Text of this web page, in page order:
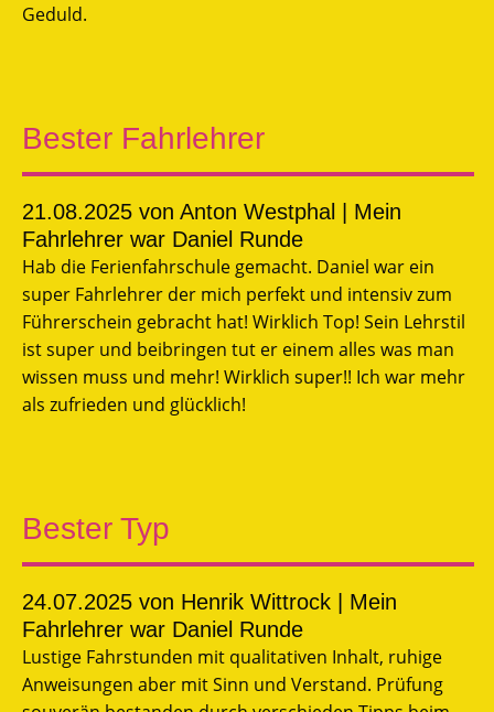
Geduld.
Bester Fahrlehrer
21.08.2025 von Anton Westphal | Mein
Fahrlehrer war Daniel Runde
Hab die Ferienfahrschule gemacht. Daniel war ein
super Fahrlehrer der mich perfekt und intensiv zum
Führerschein gebracht hat! Wirklich Top! Sein Lehrstil
ist super und beibringen tut er einem alles was man
wissen muss und mehr! Wirklich super!! Ich war mehr
als zufrieden und glücklich!
Bester Typ
24.07.2025 von Henrik Wittrock | Mein
Fahrlehrer war Daniel Runde
Lustige Fahrstunden mit qualitativen Inhalt, ruhige
Anweisungen aber mit Sinn und Verstand. Prüfung